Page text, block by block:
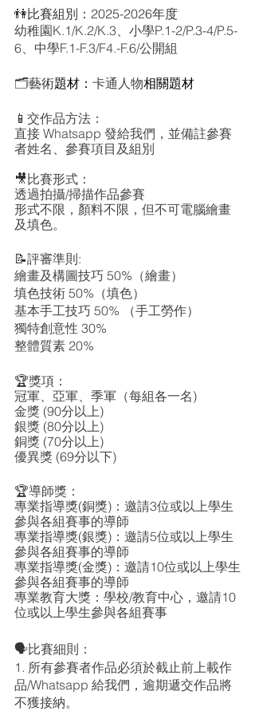
👫比賽組別：2025-2026年度
幼稚園K.1/K.2/K.3、小學P.1-2/P.3-4/P.5-
6、中學F.1-F.3/F4.-F.6/公開組
🗂️藝術題材： 卡通人物相關題材
📱 交作品方法：
直接 Whatsapp 發給我們，並備註參賽
者姓名、參賽項目及組別
🎥 比賽形式：
透過拍攝/掃描作品參賽
形式不限，顏料不限，但不可電腦繪畫
及填色。
📝評審準則:
繪畫及構圖技巧 50%（繪畫）
填色技術 50%（填色）
基本手工技巧 50% （手工勞作）
獨特創意性 30%
整體質素 20%
🏆獎項：
冠軍、亞軍、季軍（每組各一名)
金獎 (90分以上)
銀獎 (80分以上)
銅獎 (70分以上)
優異獎 (69分以下)
🏆導師獎：
專業指導獎(銅獎)：邀請3位或以上學生
參與各組賽事的導師
專業指導獎(銀獎)：邀請5位或以上學生
參與各組賽事的導師
專業指導獎(金獎)：邀請10位或以上學生
參與各組賽事的導師
專業教育大獎：學校/教育中心，邀請10
位或以上學生參與各組賽事
🗣️比賽細則：
1. 所有參賽者作品必須於截止前上載作
品/Whatsapp 給我們，逾期遞交作品將
不獲接納。